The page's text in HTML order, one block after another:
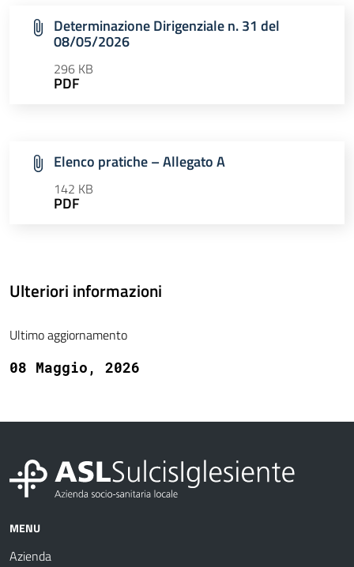
Determinazione Dirigenziale n. 31 del
08/05/2026
296 KB
PDF
Elenco pratiche – Allegato A
142 KB
PDF
Ulteriori informazioni
Ultimo aggiornamento
08 Maggio, 2026
MENU
Azienda